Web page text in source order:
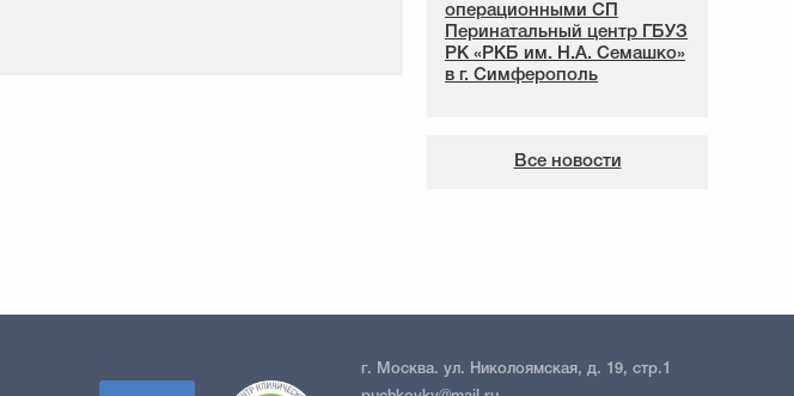
операционными СП
Перинатальный центр ГБУЗ
РК «РКБ им. Н.А. Семашко»
в г. Симферополь
Все новости
г. Москва. ул. Николоямская, д. 19, стр.1